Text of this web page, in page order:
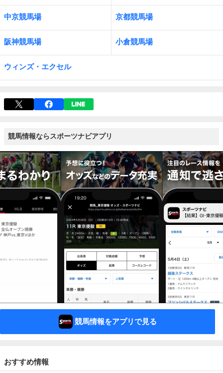
中京競馬場 京都競馬場
阪神競馬場 小倉競馬場
ウィンズ・エクセル
競馬情報ならスポーツナビアプリ
競馬情報をアプリで見る
おすすめ情報